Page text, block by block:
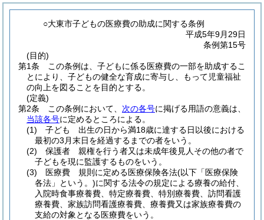
○大東市子どもの医療費の助成に関する条例
平成5年9月29日
条例第15号
(目的)
第1条
この条例は、子どもに係る医療費の一部を助成するこ
とにより、子どもの健全な育成に寄与し、もって児童福祉
の向上を図ることを目的とする。
(定義)
第2条
この条例において、 次の各号に掲げる用語の意義は、
当該各号に定めるところによる。
(1)
子ども 出生の日から満18歳に達する日以後における
最初の3月末日を経過するまでの者をいう。
(2)
保護者 親権を行う者又は未成年後見人その他の者で
子どもを現に監護するものをいう。
(3)
医療費 規則に定める医療保険各法(以下「医療保険
各法」という。)に関する法令の規定による療養の給付、
入院時食事療養費、特定療養費、特別療養費、訪問看護
療養費、家族訪問看護療養費、療養費又は家族療養費の
支給の対象となる医療費をいう。